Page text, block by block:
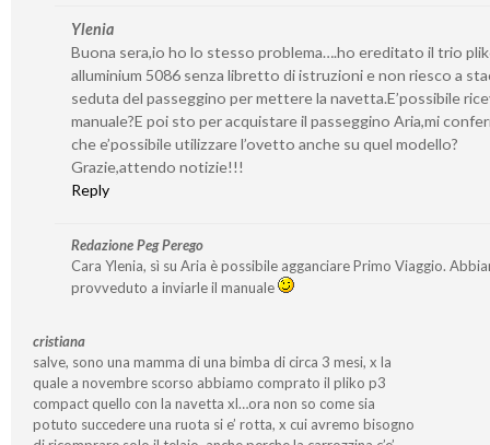
Ylenia
Buona sera,io ho lo stesso problema….ho ereditato il trio
alluminium 5086 senza libretto di istruzioni e non riesco a
seduta del passeggino per mettere la navetta.E’possibile
manuale?E poi sto per acquistare il passeggino Aria,mi
che e’possibile utilizzare l’ovetto anche su quel modello?
Grazie,attendo notizie!!!
Reply
Redazione Peg Perego
Cara Ylenia, sì su Aria è possibile agganciare Primo Viaggio.
provveduto a inviarle il manuale
cristiana
salve, sono una mamma di una bimba di circa 3 mesi, x la
quale a novembre scorso abbiamo comprato il pliko p3
compact quello con la navetta xl…ora non so come sia
potuto succedere una ruota si e’ rotta, x cui avremo bisogno